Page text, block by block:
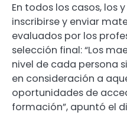
En todos los casos, los
inscribirse y enviar
evaluados por los
selección final: “Los
nivel de cada persona
en consideración a
oportunidades de
formación”, apuntó el